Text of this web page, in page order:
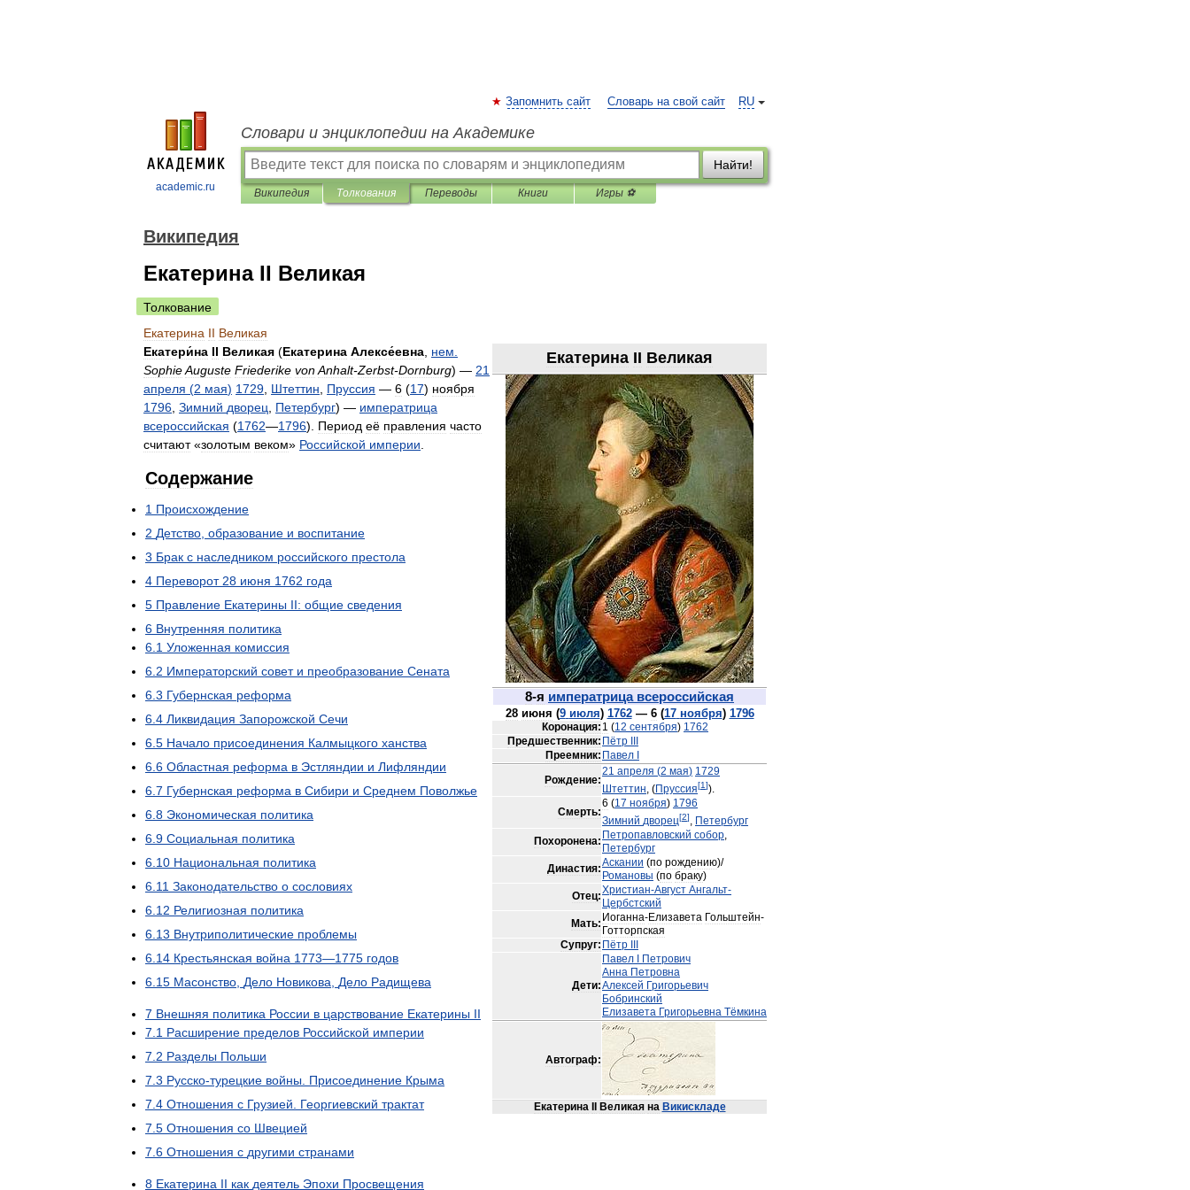
academic.ru
RU
Запомнить сайт Словарь на свой сайт
Словари и энциклопедии на Академике
Найти!
Википедия Толкования Переводы Книги Игры ⚽
Википедия
Екатерина II Великая
Толкование
Екатерина II Великая
Екатерина II Великая
8-я императрица всероссийская
28 июня (9 июля) 1762— 6(17 ноября) 1796
Коронация: 1 (12 сентября) 1762
Предшественник: Пётр
Преемник: Павел
Рождение:
21 апреля (2 мая) 1729
Штеттин, (Пруссия[1]).
Смерть:
6 (17 ноября) 1796
Зимний дворец[2], Петербург
Похоронена: Петропавловский собор,
Петербург
Династия:Аскании (по рождению)/
Романовы (по браку)
Отец:Христиан-Август Ангальт-
Цербстский
Мать: Иоганна-Елизавета Гольштейн-
Готторпская
Супруг: Пётр
Дети:
Павел
Петрович
Анна Петровна
Алексей Григорьевич
Бобринский
Елизавета Григорьевна Тёмкина
Автограф:
Екатерина Великая на Викискладе
Екатери́на II Великая (Екатерина Алексе́евна нем
SophieAuguste Friederike vonAnhalt-Zerbst-Dornburg) — 21
апреля (2 мая) 1729 Штеттин Пруссия — 6 (17) ноября
1796 Зимний дворец Петербург) — императрица
всероссийская (1762—1796). Период её правления часто
считают«золотым веком» Российской империи
Содержание
1 Происхождение
2 Детство образование и воспитание
3 Брак с наследником российского престола
4 Переворот 28 июня 1762 года
5 Правление Екатерины II: общие сведения
6 Внутренняя политика
6 1 Уложенная комиссия
6 2 Императорский совет и преобразование Сената
6 3 Губернская реформа
6 4 Ликвидация Запорожской Сечи
6 5 Начало присоединения Калмыцкого ханства
6 6 Областная реформа в Эстляндии и Лифляндии
6 7 Губернская реформа в Сибири и Среднем Поволжье
6 8 Экономическая политика
6 9 Социальная политика
6 10 Национальная политика
6 11 Законодательство о сословиях
6 12 Религиозная политика
6 13 Внутриполитические проблемы
6 14 Крестьянская война 1773—1775 годов
6 15 Масонство Дело Новикова Дело Радищева
7 Внешняя политика России в царствование Екатерины II
7 1 Расширение пределов Российской империи
7 2 Разделы Польши
7 3 Русско-турецкие войны Присоединение Крыма
7 4 Отношения с Грузией Георгиевский трактат
7 5 Отношения со Швецией
7 6 Отношения с другими странами
8 Екатерина II как деятель Эпохи Просвещения